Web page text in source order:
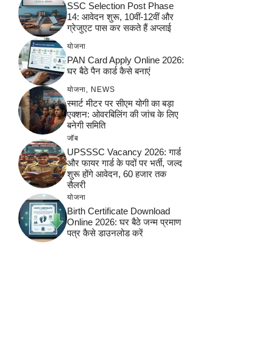
SSC Selection Post Phase
14: आवेदन शुरू, 10वीं-12वीं और
ग्रेजुएट पास कर सकते हैं अप्लाई
योजना
PAN Card Apply Online 2026:
घर बैठे पैन कार्ड कैसे बनाएं
योजना, NEWS
स्मार्ट मीटर पर सीएम योगी का बड़ा
एक्शन: ओवरबिलिंग की जांच के लिए
बनेगी समिति
जॉब
UPSSSC Vacancy 2026: गार्ड
और फायर गार्ड के पदों पर भर्ती, जल्द
शुरू होंगे आवेदन, 60 हजार तक
सैलरी
योजना
Birth Certificate Download
Online 2026: घर बैठे जन्म प्रमाण
पत्र कैसे डाउनलोड करें